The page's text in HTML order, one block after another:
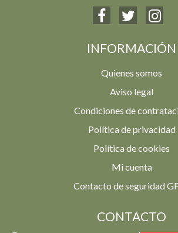
INFORMACIÓN
Quienes somos
Aviso legal
Condiciones de
Política de privacidad
Política de cookies
Mi cuenta
Contacto de seguridad
CONTACTO